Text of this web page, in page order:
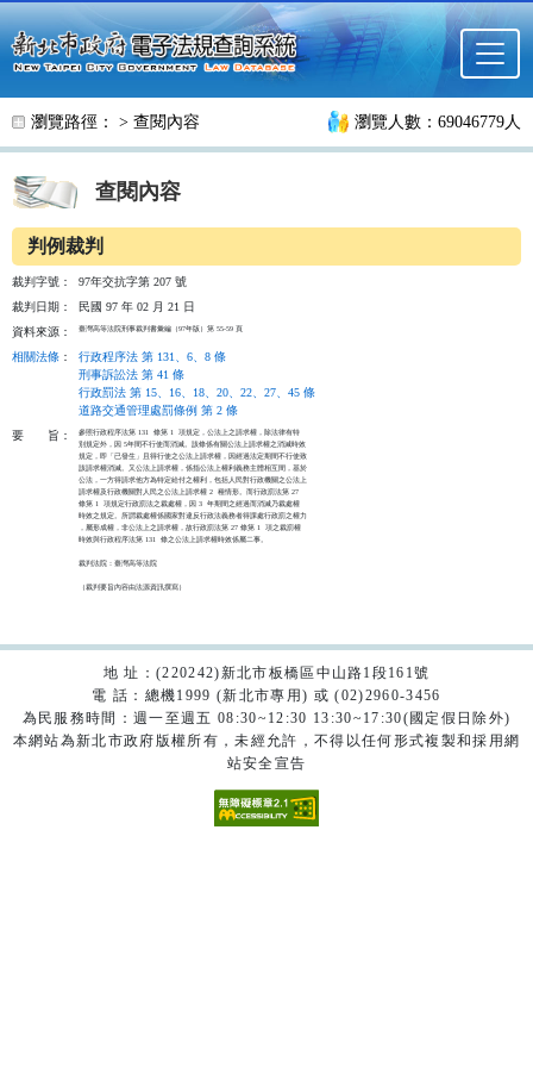
跳至主要內容
瀏覽路徑： > 查閱內容 瀏覽人數：69046779人
查閱內容
判例裁判
裁判字號：
97年交抗字第 207 號
裁判日期：
民國 97 年 02 月 21 日
資料來源：
臺灣高等法院刑事裁判書彙編（97年版）第 55-59 頁
相關法條 ：
行政程序法 第 131、6、8 條
刑事訴訟法 第 41 條
行政罰法 第 15、16、18、20、22、27、45 條
道路交通管理處罰條例 第 2 條
要
旨：
參照行政程序法第 131  條第 1  項規定，公法上之請求權，除法律有特
別規定外，因 5年間不行使而消滅。該條係有關公法上請求權之消滅時效
規定，即「已發生」且得行使之公法上請求權，因經過法定期間不行使致
該請求權消滅。又公法上請求權，係指公法上權利義務主體相互間，基於
公法，一方得請求他方為特定給付之權利，包括人民對行政機關之公法上
請求權及行政機關對人民之公法上請求權 2  種情形。而行政罰法第 27
條第 1  項規定行政罰法之裁處權，因 3  年期間之經過而消滅乃裁處權
時效之規定。所謂裁處權係國家對違反行政法義務者得課處行政罰之權力
，屬形成權，非公法上之請求權，故行政罰法第 27 條第 1  項之裁罰權
時效與行政程序法第 131  條之公法上請求權時效係屬二事。
裁判法院：臺灣高等法院
（裁判要旨內容由法源資訊撰寫）
地 址：(220242)新北市板橋區中山路1段161號
電 話：總機1999 (新北市專用) 或 (02)2960-3456
為民服務時間：週一至週五 08:30~12:30 13:30~17:30(國定假日除外)
本網站為新北市政府版權所有，未經允許，不得以任何形式複製和採用網
站安全宣告